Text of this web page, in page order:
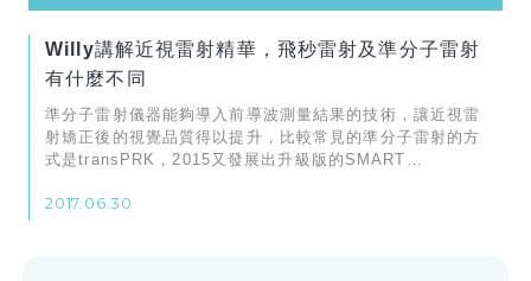
Willy講解近視雷射精華，飛秒雷射及準分子雷射
有什麼不同
準分子雷射儀器能夠導入前導波測量結果的技術，讓近視雷
射矯正後的視覺品質得以提升，比較常見的準分子雷射的方
式是transPRK，2015又發展出升級版的SMART
2017.06.30